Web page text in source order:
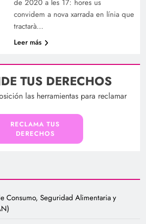
de 2020 a les 17: hores us
convidem a nova xarrada en línia que
tractarà…
Leer más
TUS DERECHOS
las herramientas para reclamar
RECLAMA TUS
DERECHOS
Consumo, Seguridad Alimentaria y